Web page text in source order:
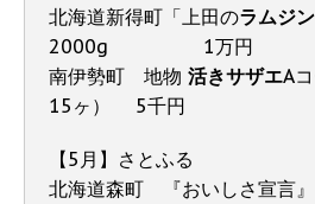
北海道新得町「上田のラムジ
2000g 1万円
南伊勢町 地物 活きサザエA
15ヶ） 5千円
【5月】さとふる
北海道森町 『おいしさ宣言